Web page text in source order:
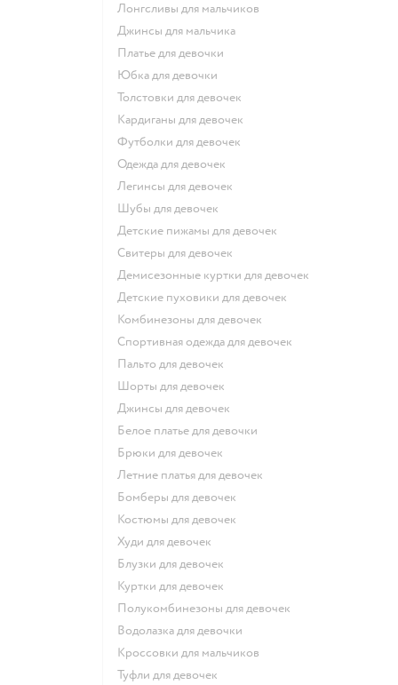
Лонгсливы для мальчиков
Джинсы для мальчика
Платье для девочки
Юбка для девочки
Толстовки для девочек
Кардиганы для девочек
Футболки для девочек
Одежда для девочек
Легинсы для девочек
Шубы для девочек
Детские пижамы для девочек
Свитеры для девочек
Демисезонные куртки для девочек
Детские пуховики для девочек
Комбинезоны для девочек
Спортивная одежда для девочек
Пальто для девочек
Шорты для девочек
Джинсы для девочек
Белое платье для девочки
Брюки для девочек
Летние платья для девочек
Бомберы для девочек
Костюмы для девочек
Худи для девочек
Блузки для девочек
Куртки для девочек
Полукомбинезоны для девочек
Водолазка для девочки
Кроссовки для мальчиков
Туфли для девочек